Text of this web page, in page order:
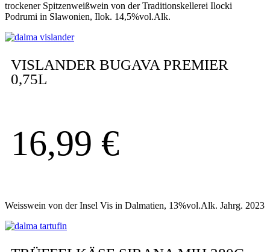
trockener Spitzenweißwein von der Traditionskellerei Ilocki
Podrumi in Slawonien, Ilok. 14,5%vol.Alk.
VISLANDER BUGAVA PREMIER
0,75L
16,99 €
Weisswein von der Insel Vis in Dalmatien, 13%vol.Alk. Jahrg. 2023